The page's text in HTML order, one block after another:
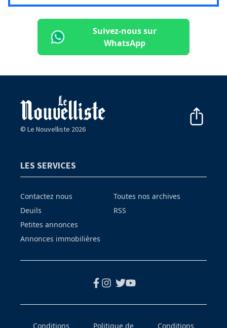
Suivez-nous sur
WhatsApp
© Le Nouvelliste 2026
LES SERVICES
Contactez nous
Deuils
Petites annonces
Annonces immobilières
Toutes nos archives
RSS
Conditions Politique de Conditions